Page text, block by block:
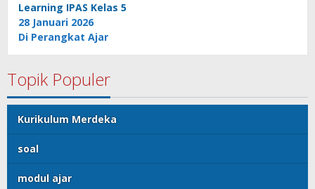
Learning IPAS Kelas 5
28 Januari 2026
Di Perangkat Ajar
Topik Populer
Kurikulum Merdeka
soal
modul ajar